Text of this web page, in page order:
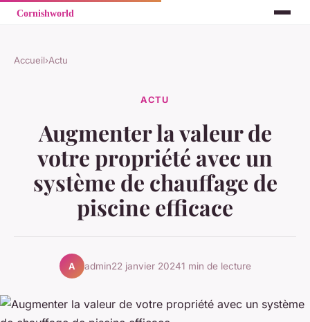
Accueil›Actu
ACTU
Augmenter la valeur de
votre propriété avec un
système de chauffage de
piscine efficace
A admin22 janvier 20241 min de lecture